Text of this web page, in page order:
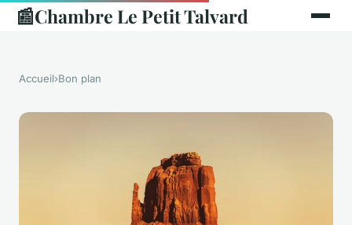
📰Chambre Le Petit Talvard
Accueil›Bon plan